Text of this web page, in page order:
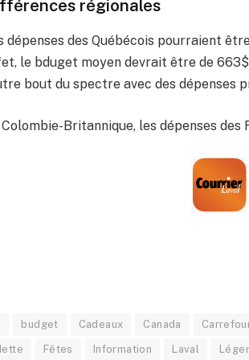
régionales
dépenses des Québécois pourraient
le bduget moyen devrait être de
bout du spectre avec des dépenses
Colombie-Britannique, les dépenses des
budget Cadeaux Canada
Fêtes Information Laval